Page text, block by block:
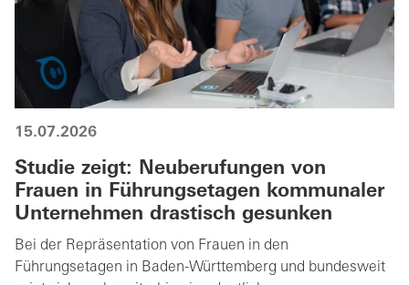
15.07.2026
Studie zeigt: Neuberufungen von
Frauen in Führungsetagen kommunaler
Unternehmen drastisch gesunken
Bei der Repräsentation von Frauen in den
Führungsetagen in Baden-Württemberg und bundesweit